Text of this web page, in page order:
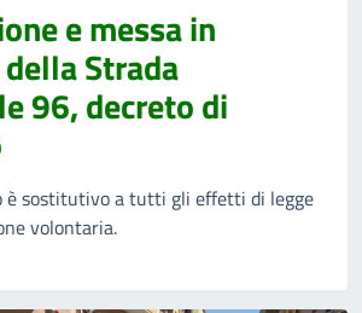
e messa in
Strada
96, decreto di
è sostitutivo a tutti gli effetti di legge
volontaria.